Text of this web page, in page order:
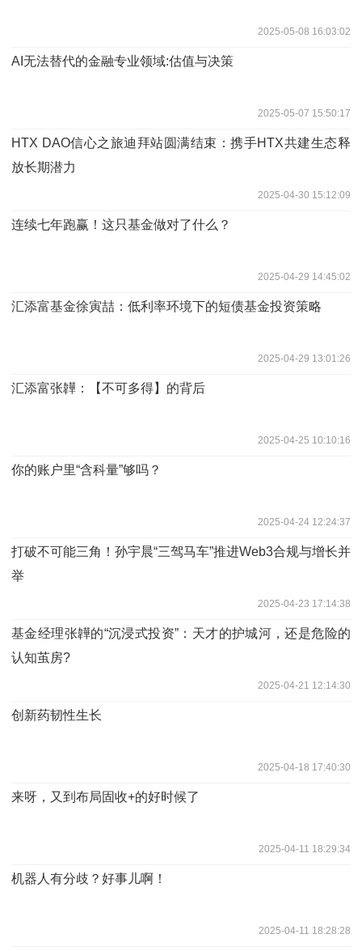
2025-05-08 16:03:02
AI无法替代的金融专业领域:估值与决策
2025-05-07 15:50:17
HTX DAO信心之旅迪拜站圆满结束：携手HTX共建生态释
放长期潜力
2025-04-30 15:12:09
连续七年跑赢！这只基金做对了什么？
2025-04-29 14:45:02
汇添富基金徐寅喆：低利率环境下的短债基金投资策略
2025-04-29 13:01:26
汇添富张韡：【不可多得】的背后
2025-04-25 10:10:16
你的账户里“含科量”够吗？
2025-04-24 12:24:37
打破不可能三角！孙宇晨“三驾马车”推进Web3合规与增长并
举
2025-04-23 17:14:38
基金经理张韡的“沉浸式投资”：天才的护城河，还是危险的
认知茧房?
2025-04-21 12:14:30
创新药韧性生长
2025-04-18 17:40:30
来呀，又到布局固收+的好时候了
2025-04-11 18:29:34
机器人有分歧？好事儿啊！
2025-04-11 18:28:28